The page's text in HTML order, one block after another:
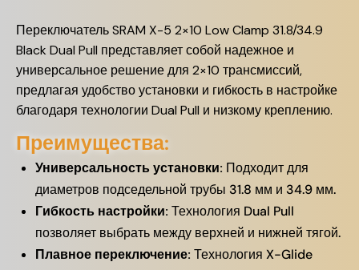
Переключатель SRAM X-5 2×10 Low Clamp 31.8/34.9
Black Dual Pull представляет собой надежное и
универсальное решение для 2×10 трансмиссий,
предлагая удобство установки и гибкость в настройке
благодаря технологии Dual Pull и низкому креплению.
Преимущества:
Универсальность установки: Подходит для
диаметров подседельной трубы 31.8 мм и 34.9 мм.
Гибкость настройки: Технология Dual Pull
позволяет выбрать между верхней и нижней тягой.
Плавное переключение: Технология X-Glide